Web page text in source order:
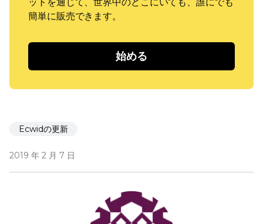
簡単に販売できます。
始める
Ecwidの更新
2019 年 2 月 7 日